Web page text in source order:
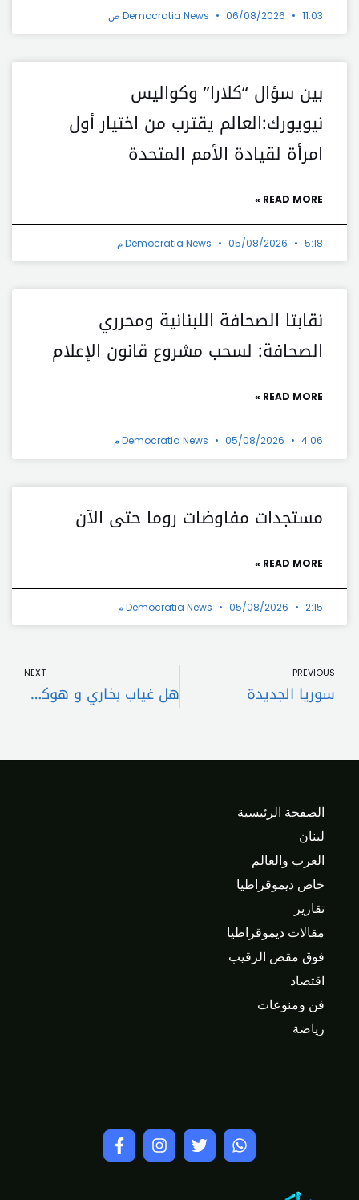
Democratia News 06/08/2026 11:03 ص
بين سؤال “كلارا” وكواليس
نيويورك:العالم يقترب من اختيار أول
امرأة لقيادة الأمم المتحدة
READ MORE »
Democratia News 05/08/2026 5:18 م
نقابتا الصحافة اللبنانية ومحرري
الصحافة: لسحب مشروع قانون الإعلام
READ MORE »
Democratia News 05/08/2026 4:06 م
مستجدات مفاوضات روما حتى الآن
READ MORE »
Democratia News 05/08/2026 2:15 م
PREVIOUS
سوريا الجديدة
NEXT
هل غياب بخاري و هوكستين عن حضور جلسة 9 كانون الثاني مؤشر على نتائجها؟!..
الصفحة الرئيسية
لبنان
العرب والعالم
خاص ديموقراطيا
تقارير
مقالات ديموقراطيا
فوق مقص الرقيب
اقتصاد
فن ومنوعات
رياضة